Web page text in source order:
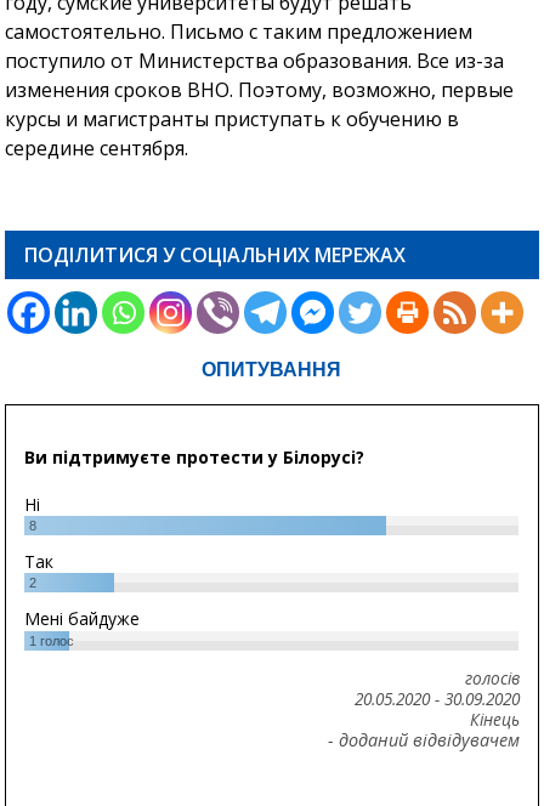
самостоятельно. Письмо с таким предложением
поступило от Министерства образования. Все из-за
изменения сроков ВНО. Поэтому, возможно, первые
курсы и магистранты приступать к обучению в
середине сентября.
ПОДІЛИТИСЯ У СОЦІАЛЬНИХ МЕРЕЖАХ
ОПИТУВАННЯ
Ви підтримуєте протести у Білорусі?
Ні
8
Так
2
Мені байдуже
1 голос
голосів
20.05.2020- 30.09.2020
Кінець
- доданий відвідувачем